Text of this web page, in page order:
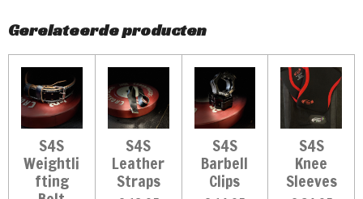
Gerelateerde producten
S4S
Weightli
fting
S4S
Leather
Straps
S4S
Barbell
Clips
S4S
Knee
Sleeves